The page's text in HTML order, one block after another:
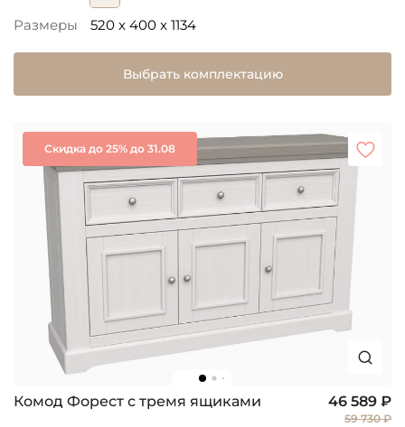
Размеры 520 x 400 x 1134
Выбрать комплектацию
Скидка до 25% до 31.08
Комод Форест с тремя ящиками 46 589 ₽
59 730 ₽